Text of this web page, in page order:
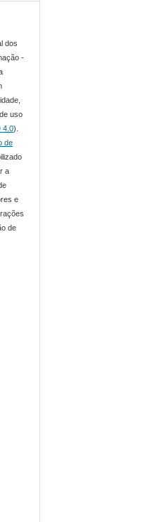
dos
-
uso
4.0).
de
a
e
de